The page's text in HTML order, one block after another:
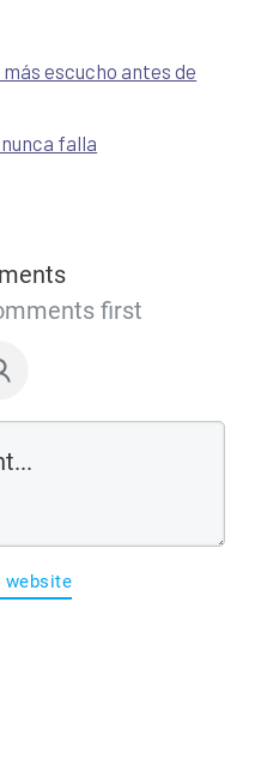
más escucho antes de
falla
first
website